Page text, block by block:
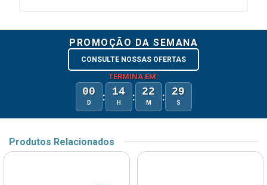
PROMOÇÃO DA SEMANA
CONSULTE NOSSAS OFERTAS
TERMINA EM:
00
D : 14
H : 22
M : 29
S
Produtos Relacionados